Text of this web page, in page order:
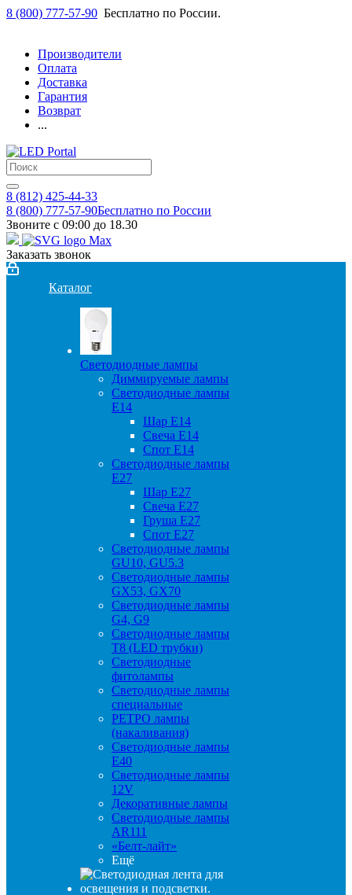
8 (800) 777-57-90 Бесплатно по России.
Производители
Оплата
Доставка
Гарантия
Возврат
...
8 (812) 425-44-33
8 (800) 777-57-90Бесплатно по России
Звоните с 09:00 до 18.30
Заказать звонок
Каталог
Светодиодные лампы
Диммируемые лампы
Светодиодные лампы
Е14
Шар Е14
Свеча Е14
Спот Е14
Светодиодные лампы
Е27
Шар Е27
Свеча Е27
Груша Е27
Спот Е27
Светодиодные лампы
GU10, GU5.3
Светодиодные лампы
GX53, GX70
Светодиодные лампы
G4, G9
Светодиодные лампы
Т8 (LED трубки)
Светодиодные
фитолампы
Светодиодные лампы
специальные
РЕТРО лампы
(накаливания)
Светодиодные лампы
E40
Светодиодные лампы
12V
Декоративные лампы
Светодиодные лампы
AR111
«Белт-лайт»
Ещё